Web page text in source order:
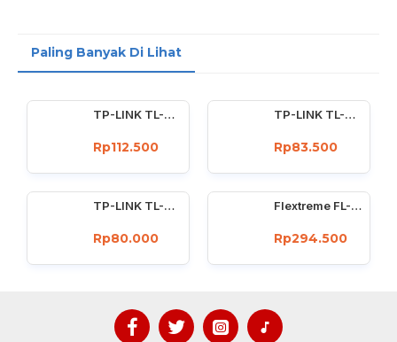
Paling Banyak Di Lihat
TP-LINK TL-WN722N Wireless USB Adapter 150 Mbps High Gain 4dBi
Rp112.500
TP-LINK TL-WN727N 150Mbps Wireless USB Adapter 150 Mbps
Rp83.500
TP-LINK TL-WN725N : 150Mbps wireless N Nano USB adapter
Rp80.000
Flextreme FL-8110GMA-11-5-AS Media Converter Dual Core Gigabit Multimode 550 Meter
Rp294.500